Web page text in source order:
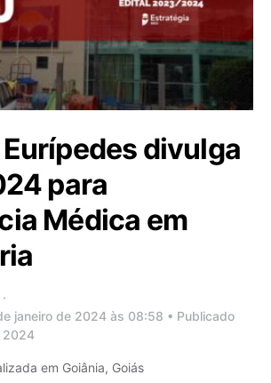
divulga
para
Médica em
janeiro de 2024 às 08:58 • Publicado
2024
em Goiânia, Goiás